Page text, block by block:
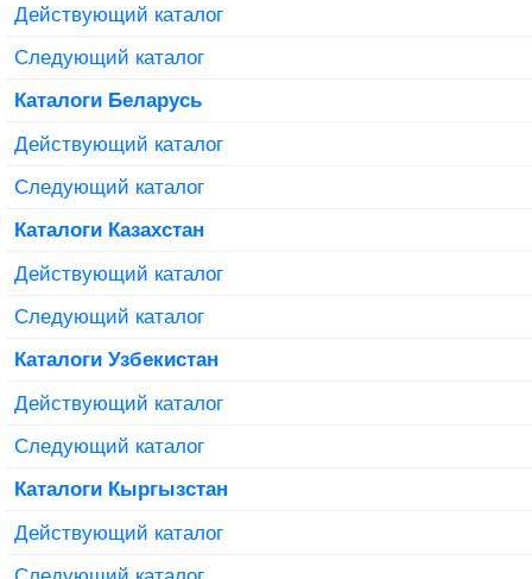
Действующий каталог
Следующий каталог
Каталоги Беларусь
Действующий каталог
Следующий каталог
Каталоги Казахстан
Действующий каталог
Следующий каталог
Каталоги Узбекистан
Действующий каталог
Следующий каталог
Каталоги Кыргызстан
Действующий каталог